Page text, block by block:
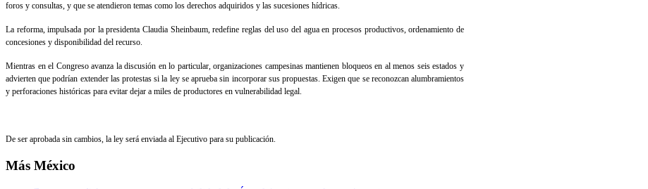
foros y consultas, y que se atendieron temas como los derechos adquiridos y las sucesiones hídricas.
La reforma, impulsada por la presidenta Claudia Sheinbaum, redefine reglas del uso del agua en procesos productivos, ordenamiento de
concesiones y disponibilidad del recurso.
Mientras en el Congreso avanza la discusión en lo particular, organizaciones campesinas mantienen bloqueos en al menos seis estados y
advierten que podrían extender las protestas si la ley se aprueba sin incorporar sus propuestas. Exigen que se reconozcan alumbramientos
y perforaciones históricas para evitar dejar a miles de productores en vulnerabilidad legal.
De ser aprobada sin cambios, la ley será enviada al Ejecutivo para su publicación.
Más México